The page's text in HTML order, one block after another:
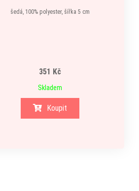
šedá, 100% polyester, šířka 5 cm
351 Kč
Skladem
Koupit